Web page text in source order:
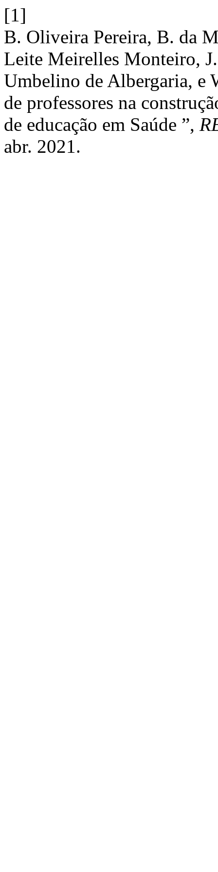
[1]
B. Oliveira Pereira, B. da
Leite Meirelles Monteiro,
Umbelino de Albergaria, e
de professores na
de educação em Saúde ”,
abr. 2021.